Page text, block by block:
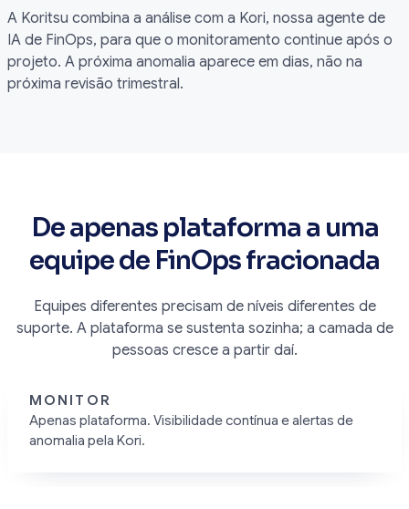
A Koritsu combina a análise com a Kori, nossa agente de
IA de FinOps, para que o monitoramento continue após o
projeto. A próxima anomalia aparece em dias, não na
próxima revisão trimestral.
De apenas plataforma a uma
equipe de FinOps fracionada
Equipes diferentes precisam de níveis diferentes de
suporte. A plataforma se sustenta sozinha; a camada de
pessoas cresce a partir daí.
MONITOR
Apenas plataforma. Visibilidade contínua e alertas de
anomalia pela Kori.